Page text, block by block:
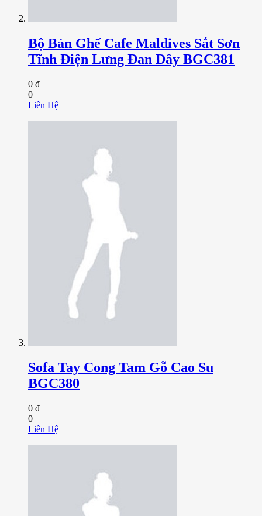
Bộ Bàn Ghế Cafe Maldives Sắt Sơn
Tĩnh Điện Lưng Đan Dây BGC381
0 đ
0
Liên Hệ
Sofa Tay Cong Tam Gỗ Cao Su
BGC380
0 đ
0
Liên Hệ